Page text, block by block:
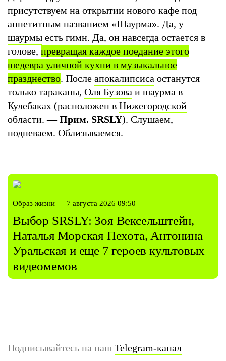
присутствуем на открытии нового кафе под
аппетитным названием «Шаурма». Да, у
шаурмы есть гимн. Да, он навсегда остается в
голове, превращая каждое поедание этого
шедевра уличной кухни в музыкальное
празднество. После апокалипсиса останутся
только тараканы, Оля Бузова и шаурма в
Кулебаках (расположен в Нижегородской
области. —Прим. SRSLY). Слушаем,
подпеваем. Облизываемся.
Образ жизни — 7 августа 2026 09:50
Выбор SRSLY: Зоя Вексельштейн,
Наталья Морская Пехота, Антонина
Уральская и еще 7 героев культовых
видеомемов
Подписывайтесь на наш Telegram-канал